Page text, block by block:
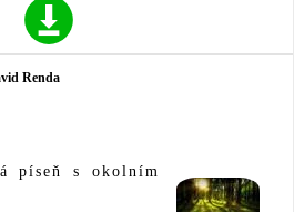
Renda
píseň s okolním